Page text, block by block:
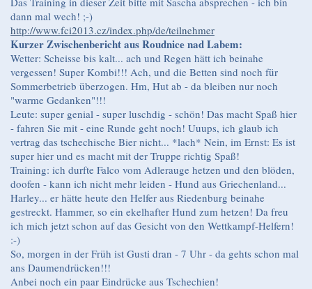
dann mal wech! ;-)
http://www.fci2013.cz/index.php/de/teilnehmer
Kurzer Zwischenbericht aus Roudnice nad Labem:
Wetter: Scheisse bis kalt... ach und Regen hätt ich beinahe
vergessen! Super Kombi!!! Ach, und die Betten sind noch für
Sommerbetrieb überzogen. Hm, Hut ab - da bleiben nur noch
"warme Gedanken"!!!
Leute: super genial - super luschdig - schön! Das macht Spaß hier
- fahren Sie mit - eine Runde geht noch! Uuups, ich glaub ich
vertrag das tschechische Bier nicht... *lach* Nein, im Ernst: Es ist
super hier und es macht mit der Truppe richtig Spaß!
Training: ich durfte Falco vom Adlerauge hetzen und den blöden,
doofen - kann ich nicht mehr leiden - Hund aus Griechenland...
Harley... er hätte heute den Helfer aus Riedenburg beinahe
gestreckt. Hammer, so ein ekelhafter Hund zum hetzen! Da freu
ich mich jetzt schon auf das Gesicht von den Wettkampf-Helfern!
:-)
So, morgen in der Früh ist Gusti dran - 7 Uhr - da gehts schon mal
ans Daumendrücken!!!
Anbei noch ein paar Eindrücke aus Tschechien!